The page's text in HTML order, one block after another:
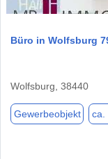
Büro in Wolfsburg
Wolfsburg, 38440
Gewerbeobjekt ca.